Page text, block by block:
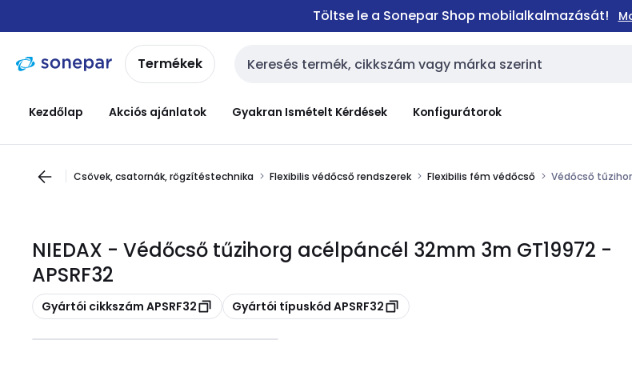
navigációhoztartalomra
Töltse le a Sonepar Shop mobilalkalmazását!
Termékek Keresési bemenet
Kezdőlap Akciós ajánlatok Gyakran Ismételt Kérdések Konfigurátorok
Csövek, csatornák, rögzítéstechnika Flexibilis védőcső rendszerek Flexibilis fém védőcső Védőcső
NIEDAX - Védőcső tűzihorg acélpáncél 32mm 3m GT19972 -
APSRF32
Másolás
Gyártói cikkszám APSRF32 Másolás
Gyártói típuskód APSRF32